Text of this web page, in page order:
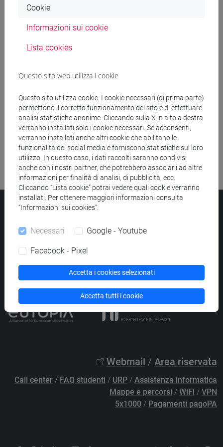
Ricerca insegnamenti
Ricerca pubblicazioni
Ricerca risorse bibliografiche
Università Ca’ Foscari
PECprotocollo@pec.unive.it
Privacy/Cookies/Credits e note legali
Elenco siti tematici
Webmail / Area riservata
Call center / FAQ studenti / URP / Assistenza informatica
Mappe e percorsi / WiFi / VPN
5x1000 / Pagamenti pagoPA
Cookie
Informazioni sui cookie
Lista cookies
Questo sito web utilizza i cookie
Questo sito utilizza cookie. I cookie necessari (di prima parte)
permettono il corretto funzionamento del sito e di effettuare
analisi statistiche anonime. Cliccando sulla X in alto a destra
verranno installati solo i cookie necessari. Se acconsenti,
verranno installati anche altri cookie che abilitano le
funzionalità dei social media e forniscono statistiche sul loro
utilizzo. In questo caso, i dati raccolti saranno condivisi
anche con i nostri partner, che potrebbero associarli ad altre
informazioni per finalità di analisi, di pubblicità, ecc.
Cliccando “Lista cookie” potrai vedere quali cookie verranno
installati. Per ottenere maggiori informazioni consulta
“Informazioni sui cookies”.
Necessari Google - Youtube
Facebook - Pixel
Accetta i cookies selezionati
Accetta tutti i cookie